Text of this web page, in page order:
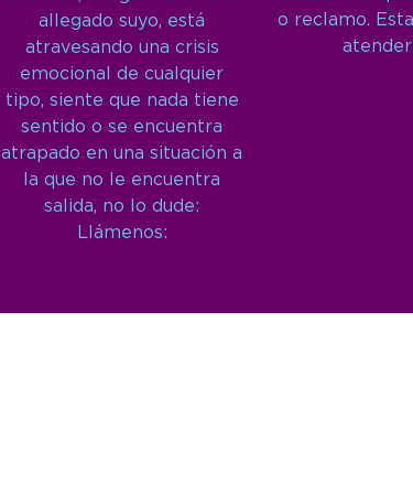
allegado suyo, está
atravesando una crisis
emocional de cualquier
tipo, siente que nada tiene
sentido o se encuentra
atrapado en una situación a
la que no le encuentra
salida, no lo dude:
Llámenos:
o reclamo.